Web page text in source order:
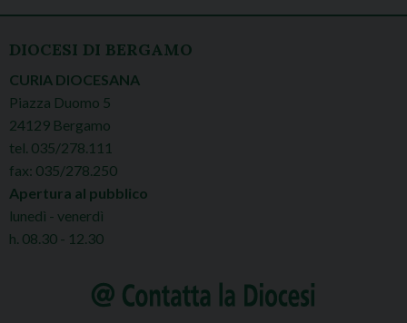
DIOCESI DI BERGAMO
CURIA DIOCESANA
Piazza Duomo 5
24129 Bergamo
tel. 035/278.111
fax: 035/278.250
Apertura al pubblico
lunedì - venerdì
h. 08.30 - 12.30